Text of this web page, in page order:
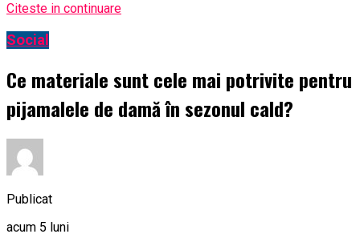
Citeste in continuare
Social
Ce materiale sunt cele mai potrivite pentru
pijamalele de damă în sezonul cald?
Publicat
acum 5 luni